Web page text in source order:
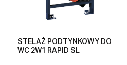
STELAŻ PODTYNKOWY DO
WC 2W1 RAPID SL